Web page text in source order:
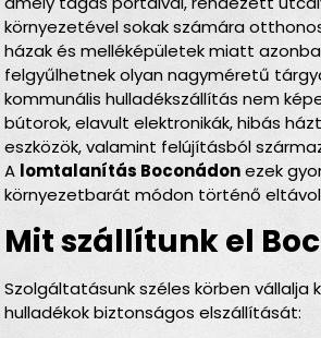
környezetével sokak számára
házak és melléképületek miatt
felgyűlhetnek olyan nagyméretű
kommunális hulladékszállítás nem
bútorok, elavult elektronikák, hibás
eszközök, valamint felújításból
A lomtalanítás Boconádonezek
környezetbarát módon történő
Mit szállítunk el
Szolgáltatásunk széles körben vállalja
hulladékok biztonságos elszállítását: